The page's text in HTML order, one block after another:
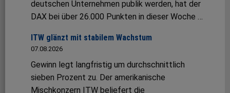
deutschen Unternehmen publik werden, hat der
DAX bei über 26.000 Punkten in dieser Woche …
ITW glänzt mit stabilem Wachstum
07.08.2026
Gewinn legt langfristig um durchschnittlich
sieben Prozent zu. Der amerikanische
Mischkonzern ITW beliefert die